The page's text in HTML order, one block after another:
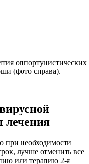
оппортунистических
(фото справа).
лечения
при необходимости
лучше отменить все
или терапию 2-я